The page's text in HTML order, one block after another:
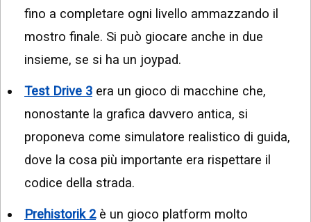
fino a completare ogni livello ammazzando il
mostro finale. Si può giocare anche in due
insieme, se si ha un joypad.
Test Drive 3 era un gioco di macchine che,
nonostante la grafica davvero antica, si
proponeva come simulatore realistico di guida,
dove la cosa più importante era rispettare il
codice della strada.
Prehistorik 2è un gioco platform molto